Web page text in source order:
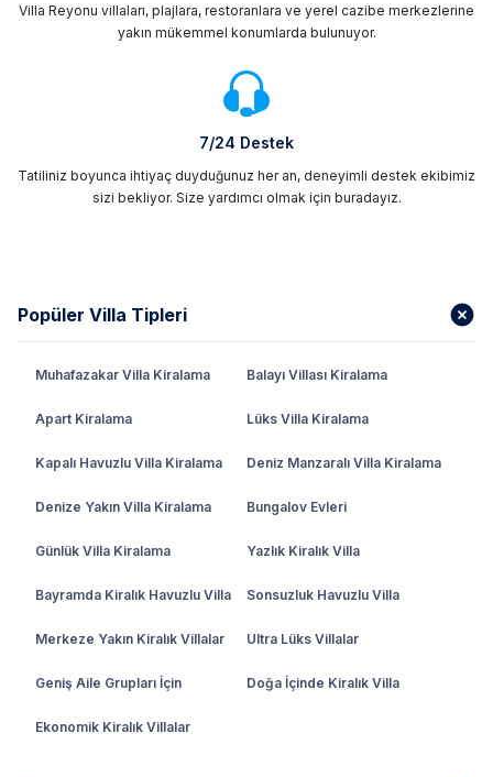
Villa Reyonu villaları, plajlara, restoranlara ve yerel cazibe merkezlerine
yakın mükemmel konumlarda bulunuyor.
7/24 Destek
Tatiliniz boyunca ihtiyaç duyduğunuz her an, deneyimli destek ekibimiz
sizi bekliyor. Size yardımcı olmak için buradayız.
Popüler Villa Tipleri
Muhafazakar Villa Kiralama Balayı Villası Kiralama
Apart Kiralama Lüks Villa Kiralama
Kapalı Havuzlu Villa Kiralama Deniz Manzaralı Villa Kiralama
Denize Yakın Villa Kiralama Bungalov Evleri
Günlük Villa Kiralama Yazlık Kiralık Villa
Bayramda Kiralık Havuzlu Villa Sonsuzluk Havuzlu Villa
Merkeze Yakın Kiralık Villalar Ultra Lüks Villalar
Geniş Aile Grupları İçin Doğa İçinde Kiralık Villa
Ekonomik Kiralık Villalar